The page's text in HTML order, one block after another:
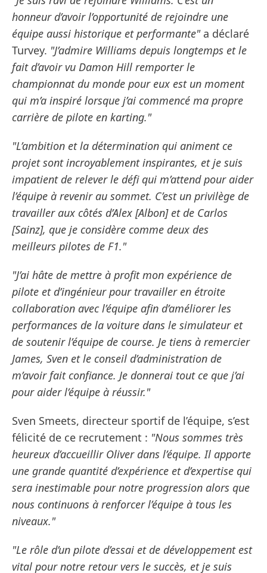
honneur d’avoir l’opportunité de rejoindre une
équipe aussi historique et performante"a déclaré
Turvey. "J’admire Williams depuis longtemps et le
fait d’avoir vu Damon Hill remporter le
championnat du monde pour eux est un moment
qui m’a inspiré lorsque j’ai commencé ma propre
carrière de pilote en karting."
"L’ambition et la détermination qui animent ce
projet sont incroyablement inspirantes, et je suis
impatient de relever le défi qui m’attend pour aider
l’équipe à revenir au sommet. C’est un privilège de
travailler aux côtés d’Alex [Albon] et de Carlos
[Sainz], que je considère comme deux des
meilleurs pilotes de F1."
"J’ai hâte de mettre à profit mon expérience de
pilote et d’ingénieur pour travailler en étroite
collaboration avec l’équipe afin d’améliorer les
performances de la voiture dans le simulateur et
de soutenir l’équipe de course. Je tiens à remercier
James, Sven et le conseil d’administration de
m’avoir fait confiance. Je donnerai tout ce que j’ai
pour aider l’équipe à réussir."
Sven Smeets, directeur sportif de l’équipe, s’est
félicité de ce recrutement : "Nous sommes très
heureux d’accueillir Oliver dans l’équipe. Il apporte
une grande quantité d’expérience et d’expertise qui
sera inestimable pour notre progression alors que
nous continuons à renforcer l’équipe à tous les
niveaux."
"Le rôle d’un pilote d’essai et de développement est
vital pour notre retour vers le succès, et je suis